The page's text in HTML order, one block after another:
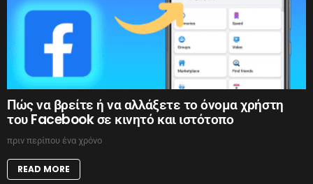
Πώς να βρείτε ή να αλλάξετε το όνομα χρήστη
του Facebook σε κινητό και ιστότοπο
πριν περίπου ένα χρόνο
READ MORE